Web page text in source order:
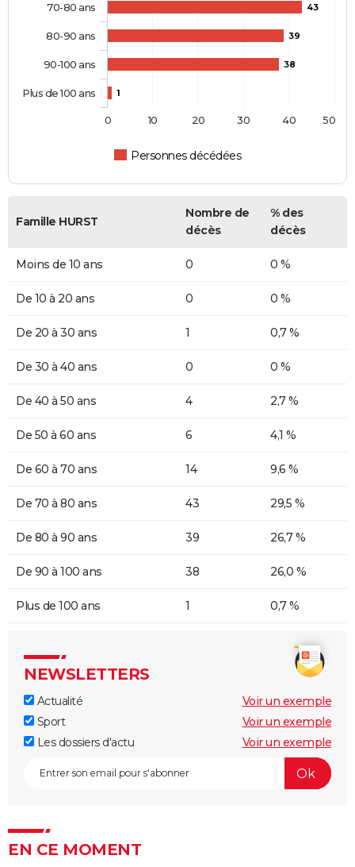
43
39
38
1
Personnes décédées
70-80 ans
80-90 ans
90-100 ans
Plus de 100 ans
0 10 20 30 40 50
Famille HURST
Nombre de
décès
% des
décès
Moins de 10 ans 0 0 %
De 10 à 20 ans 0 0 %
De 20 à 30 ans 1 0,7 %
De 30 à 40 ans 0 0 %
De 40 à 50 ans 4 2,7 %
De 50 à 60 ans 6 4,1 %
De 60 à 70 ans 14 9,6 %
De 70 à 80 ans 43 29,5 %
De 80 à 90 ans 39 26,7 %
De 90 à 100 ans 38 26,0 %
Plus de 100 ans 1 0,7 %
NEWSLETTERS
Actualité
Voir un exemple
Sport
Voir un exemple
Les dossiers d'actu
Voir un exemple
EN CE MOMENT